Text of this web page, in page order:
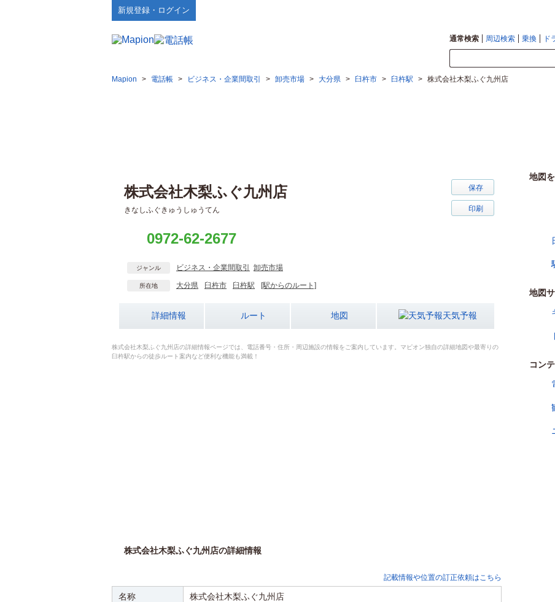
新規登録・ログイン
通常検索 周辺検索 乗換 ド
Mapion > 電話帳 > ビジネス・企業間取引 > 卸売市場 > 大分県 > 臼杵市 > 臼杵駅 > 株式会社木梨ふぐ九州店
株式会社木梨ふぐ九州店
きなしふぐきゅうしゅうてん
保存
印刷
0972-62-2677
ジャンル ビジネス・企業間取引 卸売市場
所在地 大分県 臼杵市 臼杵駅 [駅からのルート]
詳細情報 ルート 地図 天気予報
株式会社木梨ふぐ九州店の詳細情報ページでは、電話番号・住所・周辺施設の情報をご案内しています。マピオン独自の詳細地図や最寄りの
臼杵駅からの徒歩ルート案内など便利な機能も満載！
株式会社木梨ふぐ九州店の詳細情報
記載情報や位置の訂正依頼はこちら
名称 株式会社木梨ふぐ九州店
地図
地図
コン